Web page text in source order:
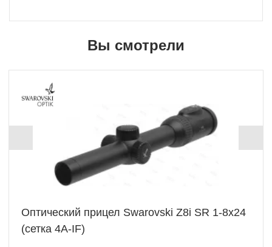
Вы смотрели
Оптический прицел Swarovski Z8i SR 1-8x24
(сетка 4A-IF)